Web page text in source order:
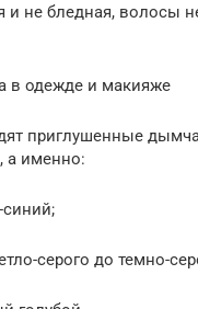
и не бледная, волосы
в одежде и макияже
приглушенные
а именно:
синий;
серого до темно-